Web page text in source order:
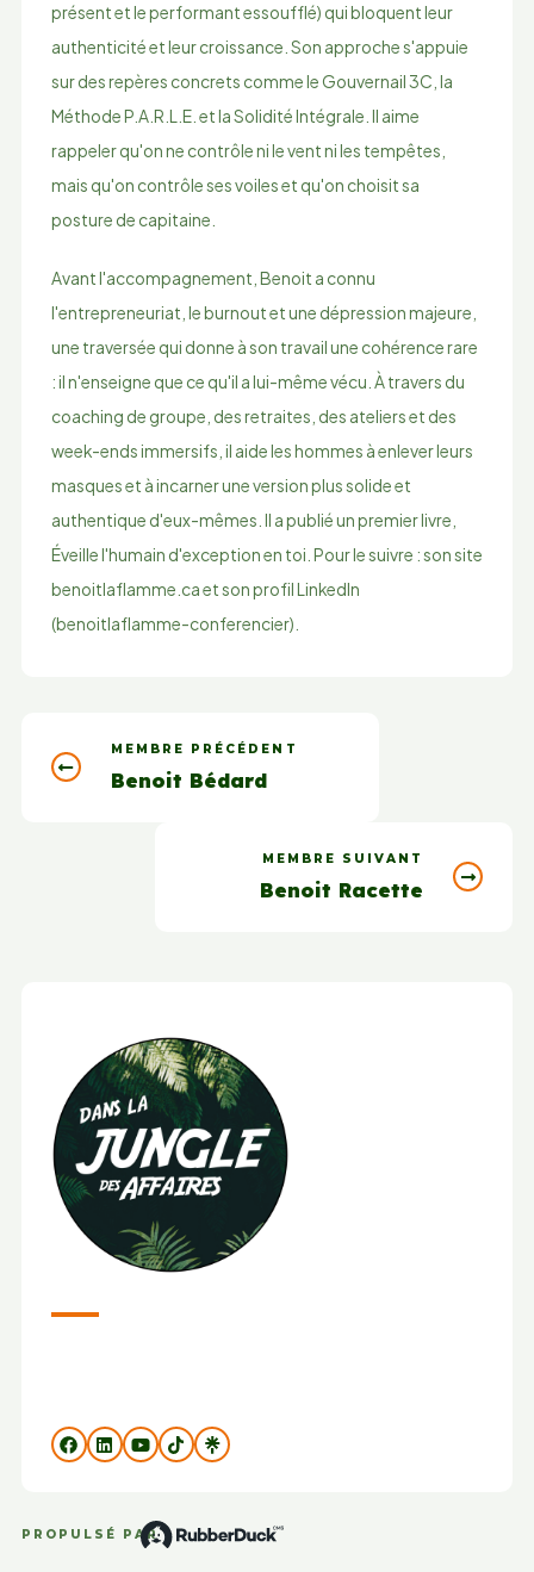
présent et le performant essoufflé) qui bloquent leur
authenticité et leur croissance. Son approche s'appuie
sur des repères concrets comme le Gouvernail 3C, la
Méthode P.A.R.L.E. et la Solidité Intégrale. Il aime
rappeler qu'on ne contrôle ni le vent ni les tempêtes,
mais qu'on contrôle ses voiles et qu'on choisit sa
posture de capitaine.
Avant l'accompagnement, Benoit a connu
l'entrepreneuriat, le burnout et une dépression majeure,
une traversée qui donne à son travail une cohérence rare
: il n'enseigne que ce qu'il a lui-même vécu. À travers du
coaching de groupe, des retraites, des ateliers et des
week-ends immersifs, il aide les hommes à enlever leurs
masques et à incarner une version plus solide et
authentique d'eux-mêmes. Il a publié un premier livre,
Éveille l'humain d'exception en toi. Pour le suivre : son site
benoitlaflamme.ca et son profil LinkedIn
(benoitlaflamme-conferencier).
MEMBRE PRÉCÉDENT
Benoit Bédard
MEMBRE SUIVANT
Benoit Racette
PROPULSÉ PAR